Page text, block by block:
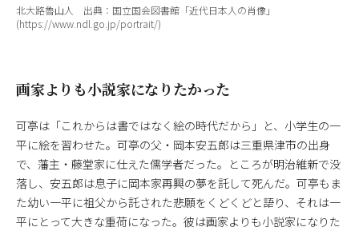
北大路魯山人 出典：国立国会図書館「近代日本人の肖像」
(https://www.ndl.go.jp/portrait/)
画家よりも小説家になりたかった
可亭は「これからは書ではなく絵の時代だから」と、小学生の一
平に絵を習わせた。可亭の父・岡本安五郎は三重県津市の出身
で、藩主・藤堂家に仕えた儒学者だった。ところが明治維新で没
落し、安五郎は息子に岡本家再興の夢を託して死んだ。可亭もま
た幼い一平に祖父から託された悲願をくどくどと語り、それは一
平にとって大きな重荷になった。彼は画家よりも小説家になりた